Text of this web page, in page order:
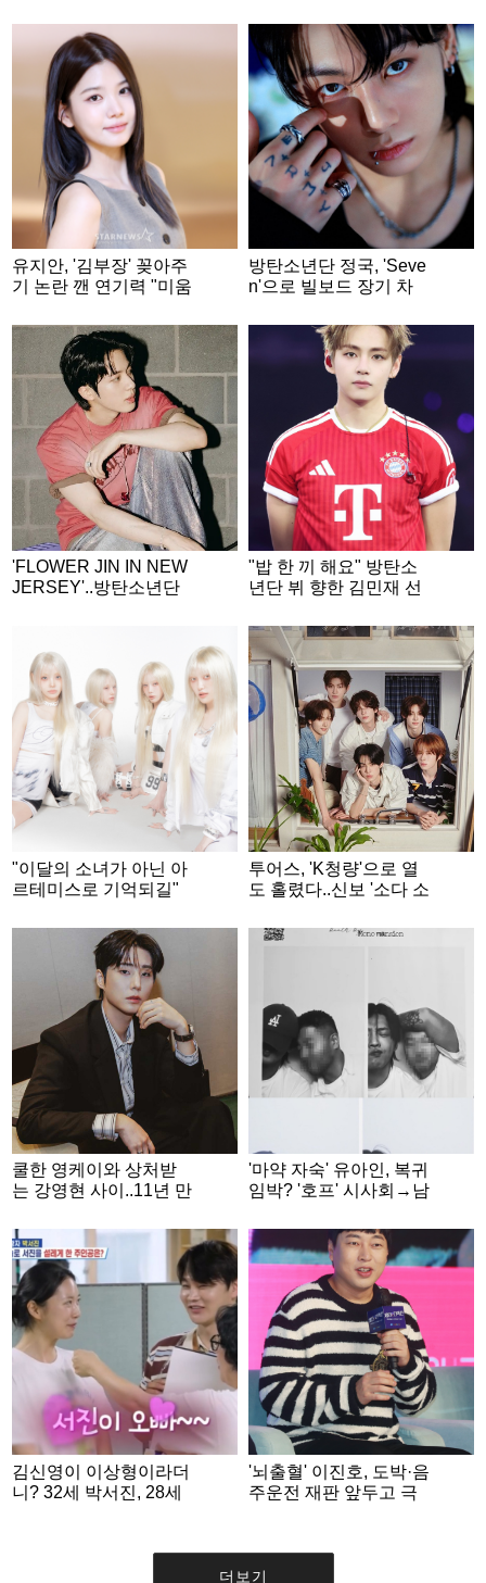
토 공개..기대 UP
[종합]
유지안, '김부장' 꽂아주
기 논란 깬 연기력 "미움
L인터뷰]
방탄소년단 정국, 'Seve
n'으로 빌보드 장기 차
9주 진입 성공 '亞최초·
최장 기록 경신'
'FLOWER JIN IN NEW
JERSEY'..방탄소년단
섬 환상 라이브
"밥 한 끼 해요" 방탄소
년단 뷔 향한 김민재 선
"이달의 소녀가 아닌 아
르테미스로 기억되길"
투어스, 'K청량'으로 열
도 홀렸다..신보 '소다 소
FOCUS]
쿨한 영케이와 상처받
는 강영현 사이..11년 만
FULL인터뷰]
'마약 자숙' 유아인, 복귀
임박? '호프' 시사회→남
네 [스타이슈]
김신영이 이상형이라더
니? 32세 박서진, 28세
'뇌출혈' 이진호, 도박·음
주운전 재판 앞두고 극
더보기